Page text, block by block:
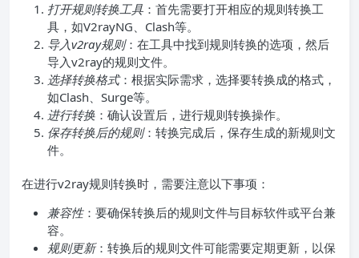
打开规则转换工具 ：首先需要打开相应的规则转换工
具，如V2rayNG、Clash等。
导入v2ray规则：在工具中找到规则转换的选项，然后
导入v2ray的规则文件。
选择转换格式：根据实际需求，选择要转换成的格式，
如Clash、Surge等。
进行转换 ：确认设置后，进行规则转换操作。
保存转换后的规则：转换完成后，保存生成的新规则文
件。
在进行v2ray规则转换时，需要注意以下事项：
兼容性：要确保转换后的规则文件与目标软件或平台兼
容。
规则更新：转换后的规则文件可能需要定期更新，以保